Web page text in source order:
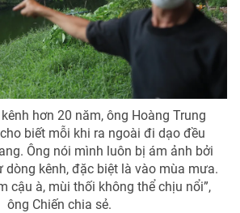
hơn 20 năm, ông Hoàng Trung
biết mỗi khi ra ngoài đi dạo đều
Ông nói mình luôn bị ám ảnh bởi
dòng kênh, đặc biệt là vào mùa mưa.
cậu à, mùi thối không thể chịu nổi”,
ông Chiến chia sẻ.